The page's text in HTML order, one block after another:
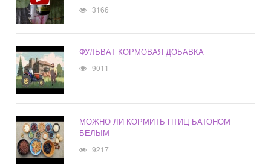
3166
ФУЛЬВАТ КОРМОВАЯ ДОБАВКА
9011
МОЖНО ЛИ КОРМИТЬ ПТИЦ БАТОНОМ
БЕЛЫМ
9217